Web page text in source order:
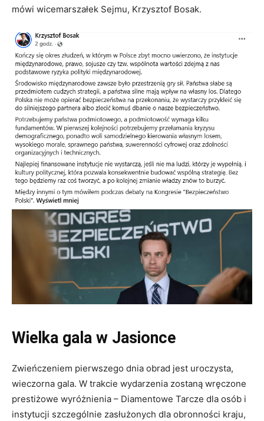
mówi wicemarszałek Sejmu, Krzysztof Bosak.
Wielka gala w Jasionce
Zwieńczeniem pierwszego dnia obrad jest uroczysta,
wieczorna gala. W trakcie wydarzenia zostaną wręczone
prestiżowe wyróżnienia – Diamentowe Tarcze dla osób i
instytucji szczególnie zasłużonych dla obronności kraju,